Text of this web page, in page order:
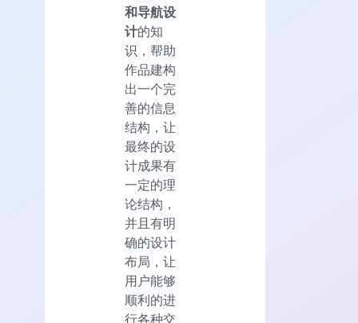
和导航设
计的知
识，帮助
作品建构
出一个完
善的信息
结构，让
最终的设
计成果有
一定的理
论结构，
并且有明
确的设计
布局，让
用户能够
顺利的进
行各种交